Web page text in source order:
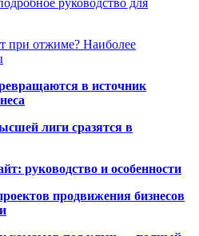
при отжиме? Наиболее
в источник
лиги сразятся в
руководство и особенности
продвижения бизнесов